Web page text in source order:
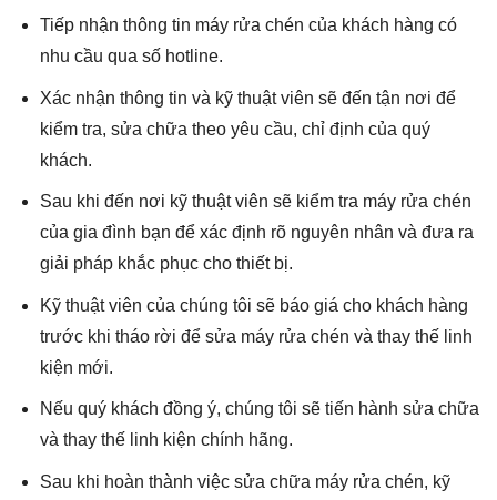
Tiếp nhận thông tin máy rửa chén của khách hàng có
nhu cầu qua số hotline.
Xác nhận thông tin và kỹ thuật viên sẽ đến tận nơi để
kiểm tra, sửa chữa theo yêu cầu, chỉ định của quý
khách.
Sau khi đến nơi kỹ thuật viên sẽ kiểm tra máy rửa chén
của gia đình bạn để xác định rõ nguyên nhân và đưa ra
giải pháp khắc phục cho thiết bị.
Kỹ thuật viên của chúng tôi sẽ báo giá cho khách hàng
trước khi tháo rời để sửa máy rửa chén và thay thế linh
kiện mới.
Nếu quý khách đồng ý, chúng tôi sẽ tiến hành sửa chữa
và thay thế linh kiện chính hãng.
Sau khi hoàn thành việc sửa chữa máy rửa chén, kỹ